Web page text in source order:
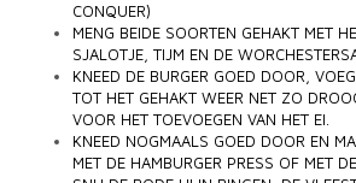
CONQUER)
MENG BEIDE SOORTEN GEHAKT MET
SJALOTJE, TIJM EN DE
KNEED DE BURGER GOED DOOR,
TOT HET GEHAKT WEER NET ZO
VOOR HET TOEVOEGEN VAN HET EI.
KNEED NOGMAALS GOED DOOR EN
MET DE HAMBURGER PRESS OF MET